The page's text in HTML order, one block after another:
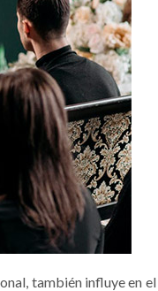
también influye en